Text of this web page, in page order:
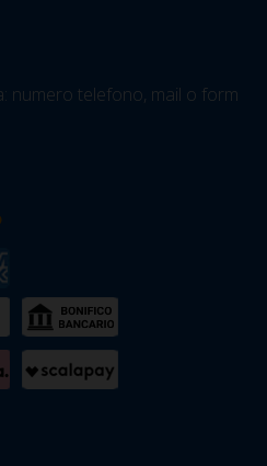
numero telefono, mail o form